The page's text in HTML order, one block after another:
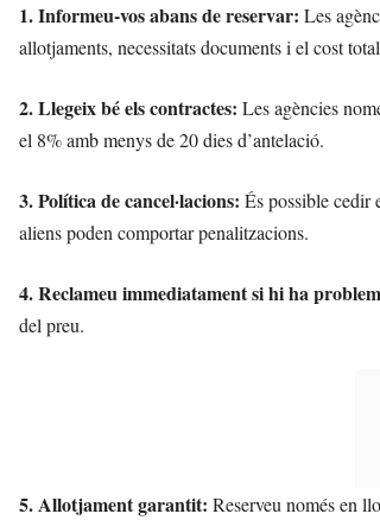
1. Informeu-vos abans de reservar: Les
allotjaments, necessitats documents i el cost
2. Llegeix bé els contractes: Les agències
el 8% amb menys de 20 dies d’antelació.
3. Política de cancel·lacions: És possible cedir
aliens poden comportar penalitzacions.
4. Reclameu immediatament si hi ha
del preu.
5. Allotjament garantit: Reserveu només en